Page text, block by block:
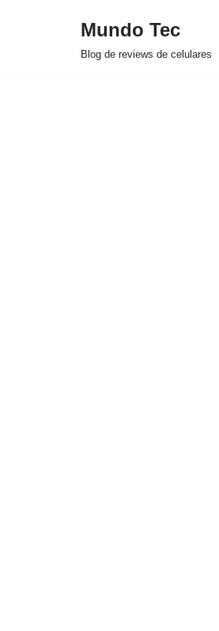
Mundo Tec
Blog de reviews de celulares